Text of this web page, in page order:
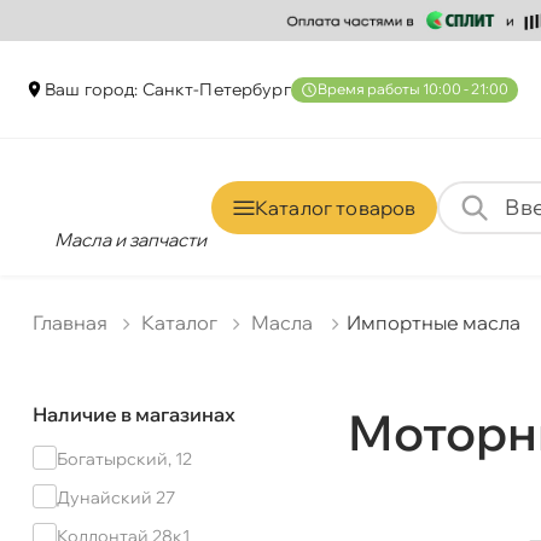
аш город: Санкт-Петербур ремя работы 10:00 - 21:00
Масла и запчасти
Каталог товаро
Главная Катало Масла Импортные масла
Наличие в магазинах
Богатырский, 12
Дунайский 27
Коллонтай 28к1